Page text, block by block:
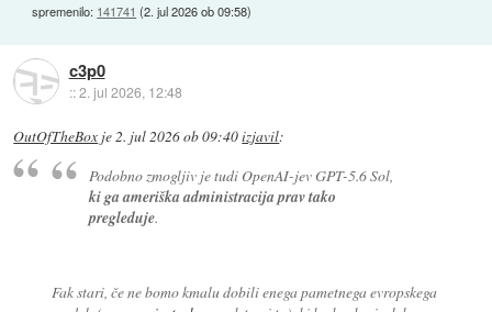
spremenilo: 141741 (2. jul 2026 ob 09:58)
c3p0
::2. jul 2026, 12:48
OutOfTheBox je2. jul 2026 ob 09:40izjavil:
Podobno zmogljiv je tudi OpenAI-jev GPT-5.6 Sol,
ki ga ameriška administracija prav tako
pregleduje.
Fak stari, če ne bomo kmalu dobili enega pametnega evropskega